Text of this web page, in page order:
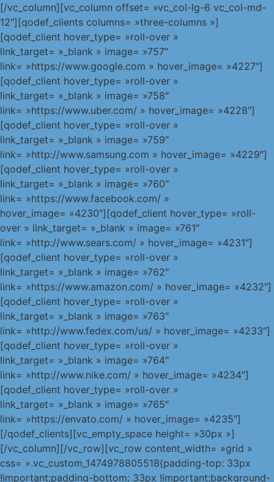
[/vc_column][vc_column offset= »vc_col-lg-6 vc_col-md-
12″][qodef_clients columns= »three-columns »]
[qodef_client hover_type= »roll-over »
link_target= »_blank » image= »757″
link= »https://www.google.com » hover_image= »4227″]
[qodef_client hover_type= »roll-over »
link_target= »_blank » image= »758″
link= »https://www.uber.com/ » hover_image= »4228″]
[qodef_client hover_type= »roll-over »
link_target= »_blank » image= »759″
link= »http://www.samsung.com » hover_image= »4229″]
[qodef_client hover_type= »roll-over »
link_target= »_blank » image= »760″
link= »https://www.facebook.com/ »
hover_image= »4230″][qodef_client hover_type= »roll-
over » link_target= »_blank » image= »761″
link= »http://www.sears.com/ » hover_image= »4231″]
[qodef_client hover_type= »roll-over »
link_target= »_blank » image= »762″
link= »https://www.amazon.com/ » hover_image= »4232″]
[qodef_client hover_type= »roll-over »
link_target= »_blank » image= »763″
link= »http://www.fedex.com/us/ » hover_image= »4233″]
[qodef_client hover_type= »roll-over »
link_target= »_blank » image= »764″
link= »http://www.nike.com/ » hover_image= »4234″]
[qodef_client hover_type= »roll-over »
link_target= »_blank » image= »765″
link= »https://envato.com/ » hover_image= »4235″]
[/qodef_clients][vc_empty_space height= »30px »]
[/vc_column][/vc_row][vc_row content_width= »grid »
css= ».vc_custom_1474978805518{padding-top: 33px
!important;padding-bottom: 33px !important;background-